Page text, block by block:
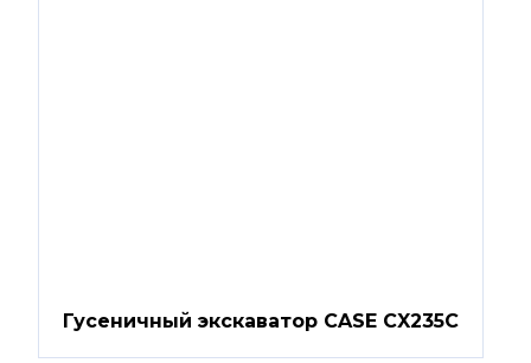
Гусеничный экскаватор CASE CX235C